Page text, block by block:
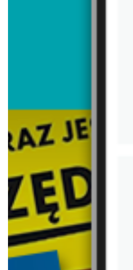
Trafiłeś na
Zobacz aktualne
aktualna
Carrefour